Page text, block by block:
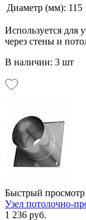
Диаметр (мм): 115
Используется для
через стены и
В наличии: 3 шт
Быстрый просмотр
Узел потолочно-
1 236 руб.